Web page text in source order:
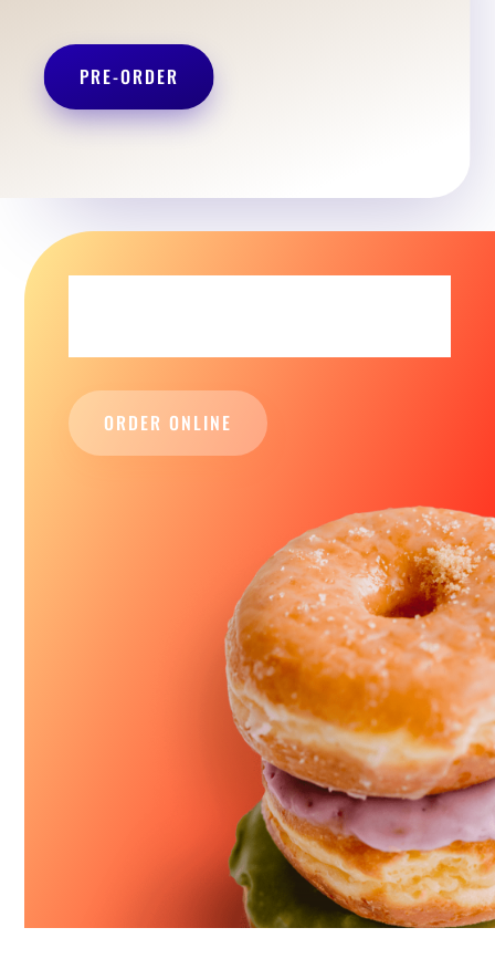
PRE-ORDER
ORDER ONLINE